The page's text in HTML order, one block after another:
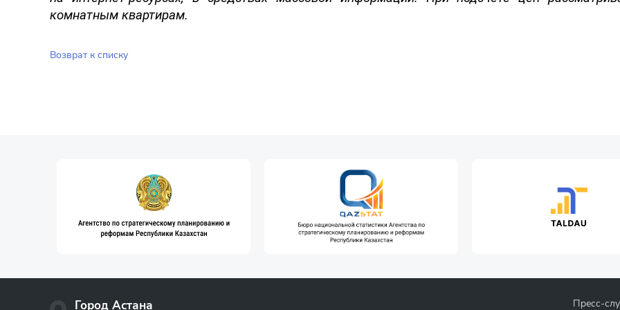
комнатным квартирам.
Возврат к списку
Город Астана Пресс-